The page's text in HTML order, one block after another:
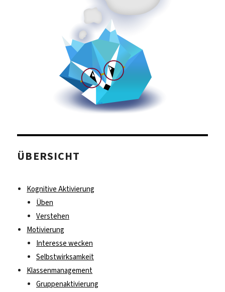
ÜBERSICHT
Kognitive Aktivierung
Üben
Verstehen
Motivierung
Interesse wecken
Selbstwirksamkeit
Klassenmanagement
Gruppenaktivierung